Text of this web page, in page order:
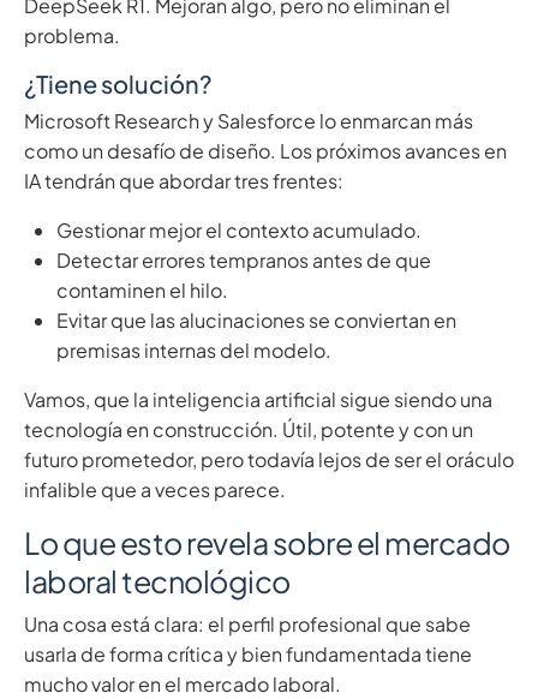
problema.
¿Tiene solución?
Microsoft Research y Salesforce lo enmarcan más
como un desafío de diseño. Los próximos avances en
IA tendrán que abordar tres frentes:
Gestionar mejor el contexto acumulado.
Detectar errores tempranos antes de que
contaminen el hilo.
Evitar que las alucinaciones se conviertan en
premisas internas del modelo.
Vamos, que la inteligencia artificial sigue siendo una
tecnología en construcción. Útil, potente y con un
futuro prometedor, pero todavía lejos de ser el oráculo
infalible que a veces parece.
Lo que esto revela sobre el mercado
laboral tecnológico
Una cosa está clara: el perfil profesional que sabe
usarla de forma crítica y bien fundamentada tiene
mucho valor en el mercado laboral.